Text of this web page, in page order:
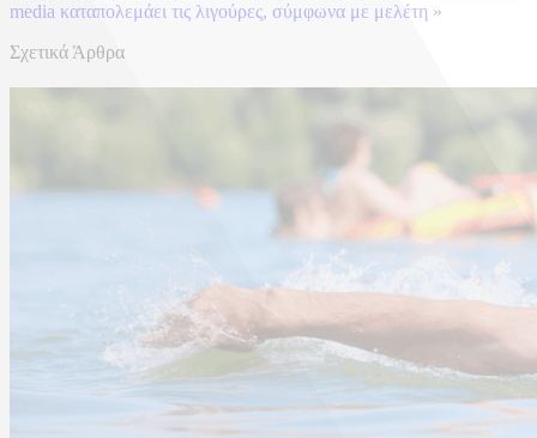
media καταπολεμάει τις λιγούρες, σύμφωνα με μελέτη »
Σχετικά Άρθρα